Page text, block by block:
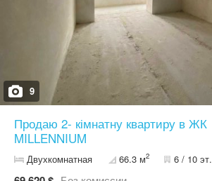
9
Продаю 2- кімнатну квартиру в ЖК
MILLENNIUM
Двухкомнатная 66.3 м2 6 / 10 эт.